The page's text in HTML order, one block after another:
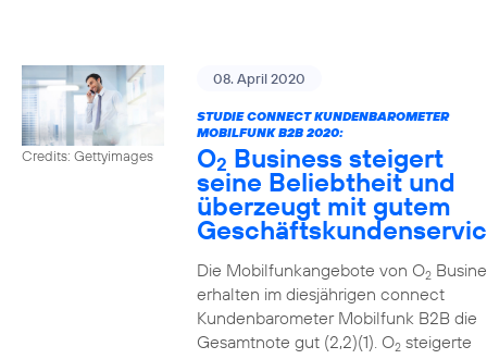
Credits: Gettyimages
08. April 2020
STUDIE CONNECT KUNDENBAROMETER
MOBILFUNK B2B 2020:
O2 Business steigert
seine Beliebtheit und
überzeugt mit gutem
Die Mobilfunkangebote von O2
erhalten im diesjährigen connect
Kundenbarometer Mobilfunk B2B die
Gesamtnote gut (2,2)(1). O2steigerte